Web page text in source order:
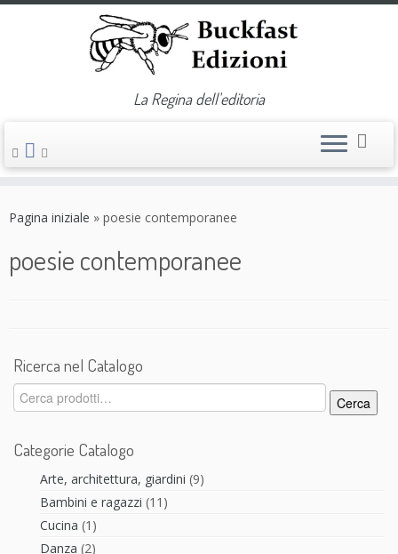
La Regina dell'editoria
Pagina iniziale » poesie contemporanee
poesie contemporanee
Ricerca nel Catalogo
Cerca:
Cerca
Categorie Catalogo
Arte, architettura, giardini (9)
Bambini e ragazzi (11)
Cucina (1)
Danza (2)